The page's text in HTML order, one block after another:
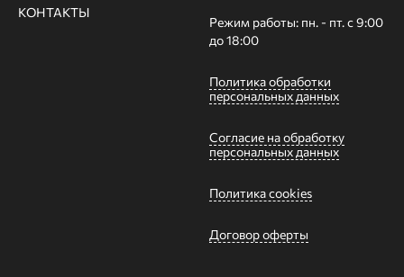
КОНТАКТЫ
Режим работы: пн. - пт. с 9:00
до 18:00
Политика обработки
персональных данных
Согласие на обработку
персональных данных
Политика cookies
Договор оферты